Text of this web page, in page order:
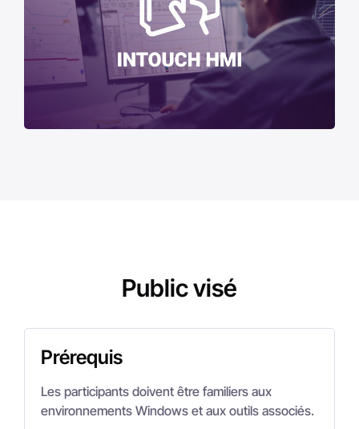
Public visé
Prérequis
Les participants doivent être familiers aux
environnements Windows et aux outils associés.